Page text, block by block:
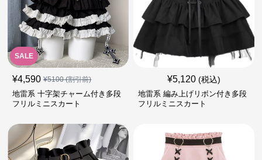
SALE
¥4,590 ¥5100(割引前)
地雷系 十字架チャーム付き多段
フリルミニスカート
¥5,120 (税込)
地雷系 編み上げリボン付き多段
フリルミニスカート